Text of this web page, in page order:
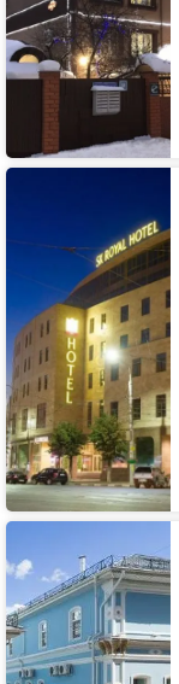
Отель
Апарт-
Центр